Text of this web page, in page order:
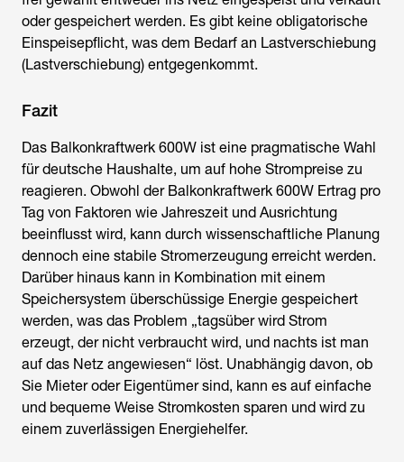
oder gespeichert werden. Es gibt keine obligatorische
Einspeisepflicht, was dem Bedarf an Lastverschiebung
(Lastverschiebung) entgegenkommt.
Fazit
Das Balkonkraftwerk 600W ist eine pragmatische Wahl
für deutsche Haushalte, um auf hohe Strompreise zu
reagieren. Obwohl der Balkonkraftwerk 600W Ertrag pro
Tag von Faktoren wie Jahreszeit und Ausrichtung
beeinflusst wird, kann durch wissenschaftliche Planung
dennoch eine stabile Stromerzeugung erreicht werden.
Darüber hinaus kann in Kombination mit einem
Speichersystem überschüssige Energie gespeichert
werden, was das Problem „tagsüber wird Strom
erzeugt, der nicht verbraucht wird, und nachts ist man
auf das Netz angewiesen“ löst. Unabhängig davon, ob
Sie Mieter oder Eigentümer sind, kann es auf einfache
und bequeme Weise Stromkosten sparen und wird zu
einem zuverlässigen Energiehelfer.